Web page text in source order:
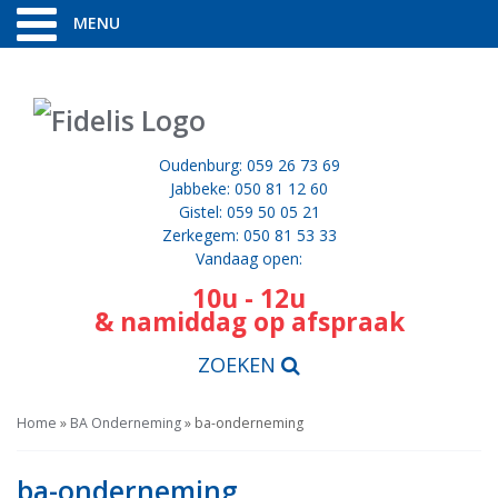
MENU
Oudenburg: 059 26 73 69
Jabbeke: 050 81 12 60
Gistel: 059 50 05 21
Zerkegem: 050 81 53 33
Vandaag open:
10u - 12u
& namiddag op afspraak
ZOEKEN
Home » BA Onderneming» ba-onderneming
ba-onderneming